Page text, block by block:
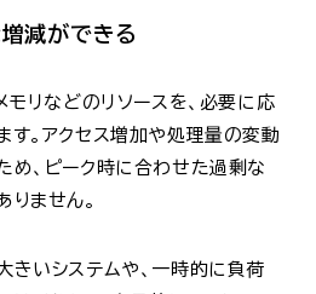
減ができる
リなどのリソースを、必要に応
す。アクセス増加や処理量の変動
め、ピーク時に合わせた過剰な
ません。
きいシステムや、一時的に負荷